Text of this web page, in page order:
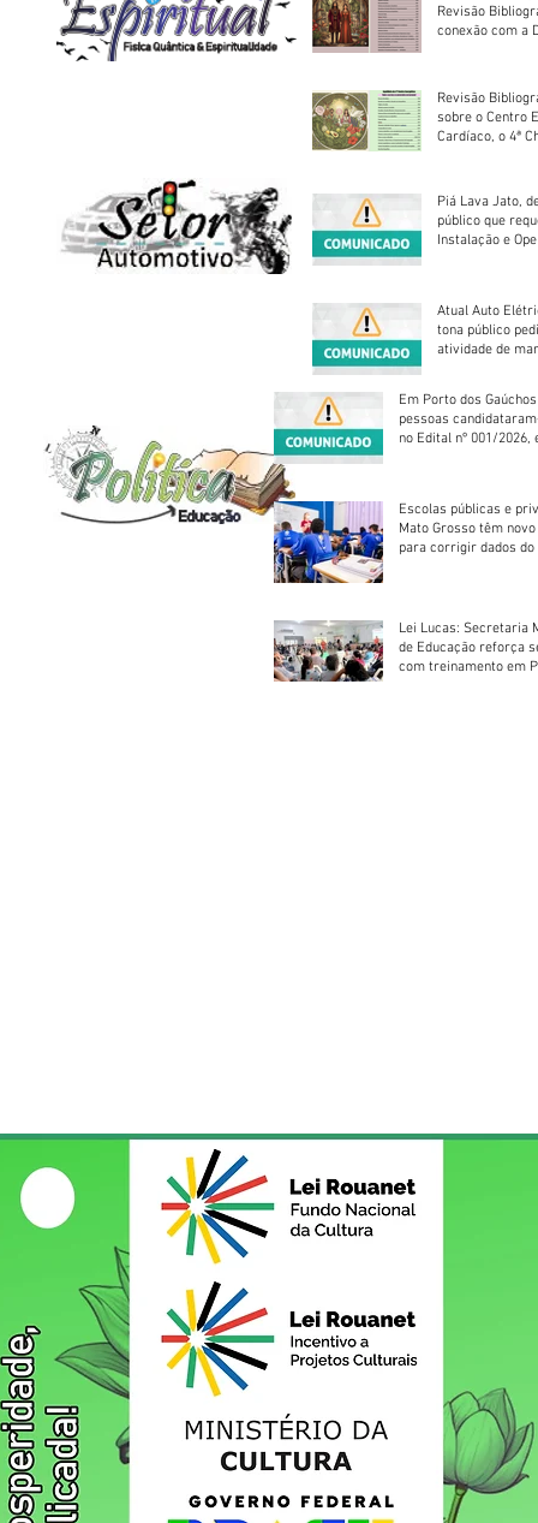
Revisão
conexão com a
Revisão
sobre o Centro
Cardíaco, o 4ª
Piá Lava Jato,
público que
Instalação e
Atual Auto
tona público
atividade de
Em Porto dos
pessoas
no Edital nº 001/2026,
Escolas públicas e
Mato Grosso têm
para corrigir dados do
Lei Lucas: Secretaria
de Educação reforça
com treinamento em